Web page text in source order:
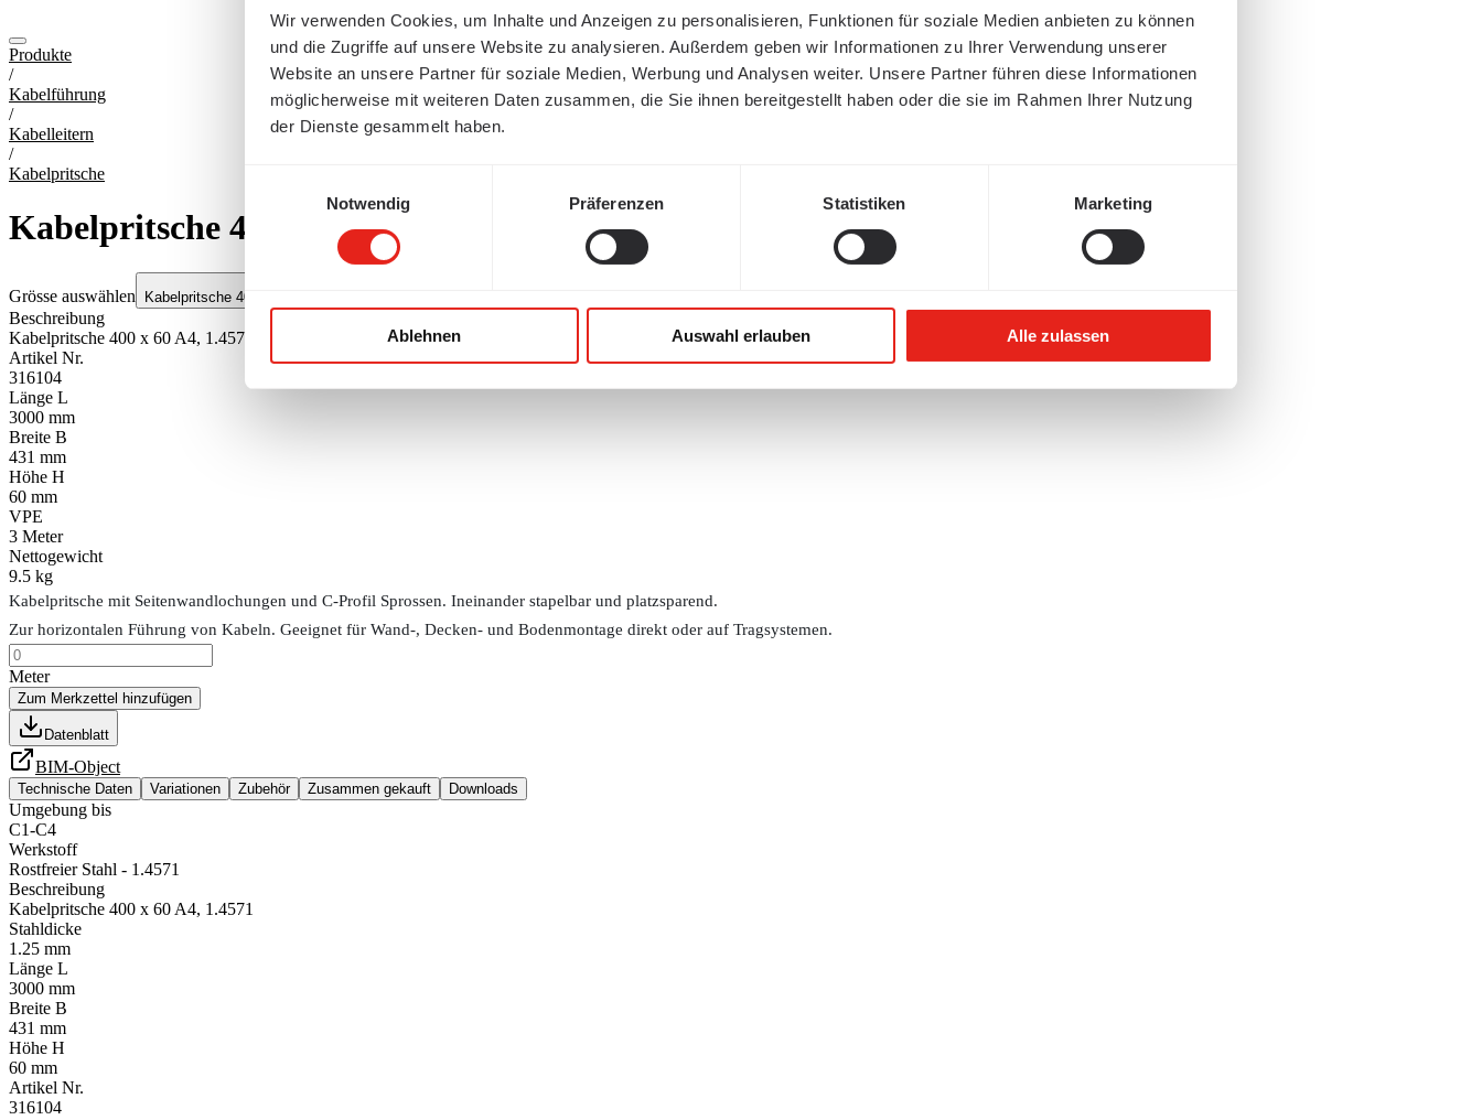
Wir verwenden Cookies, um Inhalte und Anzeigen zu personalisieren, Funktionen für soziale Medien anbieten zu können
und die Zugriffe auf unsere Website zu analysieren. Außerdem geben wir Informationen zu Ihrer Verwendung unserer
Website an unsere Partner für soziale Medien, Werbung und Analysen weiter. Unsere Partner führen diese Informationen
möglicherweise mit weiteren Daten zusammen, die Sie ihnen bereitgestellt haben oder die sie im Rahmen Ihrer Nutzung
der Dienste gesammelt haben.
Notwendig
Präferenzen Statistiken Marketing
Ablehnen Auswahl erlauben Alle zulassen
Produkte
/
Kabelführung
/
Kabelleitern
/
Kabelpritsche
Kabelpritsche 400 x 60 A4, 1.4571
Grösse auswählen Kabelpritsche 400 x 60 A4, 1.4571
Beschreibung
Kabelpritsche 400 x 60 A4, 1.4571
Artikel Nr.
316104
Länge L
3000 mm
Breite B
431 mm
Höhe H
60 mm
VPE
3 Meter
Nettogewicht
9.5 kg
Kabelpritsche mit Seitenwandlochungen und C-Profil Sprossen. Ineinander stapelbar und platzsparend.
Zur horizontalen Führung von Kabeln. Geeignet für Wand-, Decken- und Bodenmontage direkt oder auf Tragsystemen.
Meter
Zum Merkzettel hinzufügen
Datenblatt
BIM-Object
Technische Daten Variationen Zubehör Zusammen gekauft Downloads
Umgebung bis
C1-C4
Werkstoff
Rostfreier Stahl - 1.4571
Beschreibung
Kabelpritsche 400 x 60 A4, 1.4571
Stahldicke
1.25 mm
Länge L
3000 mm
Breite B
431 mm
Höhe H
60 mm
Artikel Nr.
316104